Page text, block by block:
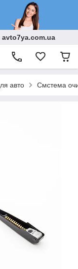
avto7ya.com.ua
авто Смстема